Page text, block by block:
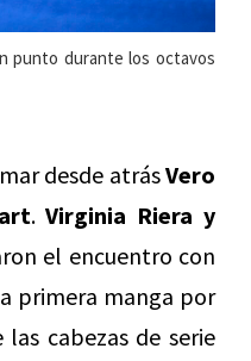
punto durante los octavos
desde atrásVero
.Virginia Riera y
el encuentro con
primera manga por
cabezas de serie